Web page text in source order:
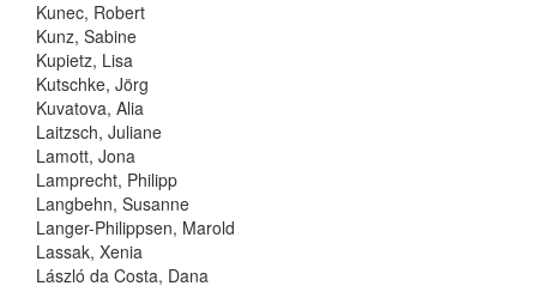
Kunec, Robert
Kunz, Sabine
Kupietz, Lisa
Kutschke, Jörg
Kuvatova, Alia
Laitzsch, Juliane
Lamott, Jona
Lamprecht, Philipp
Langbehn, Susanne
Langer-Philippsen, Marold
Lassak, Xenia
László da Costa, Dana